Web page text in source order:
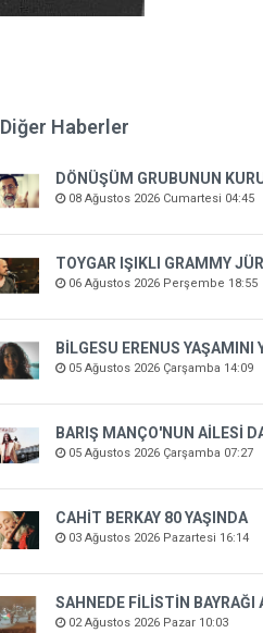
Diğer Haberler
DÖNÜŞÜM GRUBUNUN
08 Ağustos 2026 Cumartesi 04:45
TOYGAR IŞIKLI GRAMMY
06 Ağustos 2026 Perşembe 18:55
BİLGESU ERENUS YAŞAMINI
05 Ağustos 2026 Çarşamba 14:09
BARIŞ MANÇO'NUN AİLESİ
05 Ağustos 2026 Çarşamba 07:27
CAHİT BERKAY 80 YAŞINDA
03 Ağustos 2026 Pazartesi 16:14
SAHNEDE FİLİSTİN BAYRAĞI
02 Ağustos 2026 Pazar 10:03